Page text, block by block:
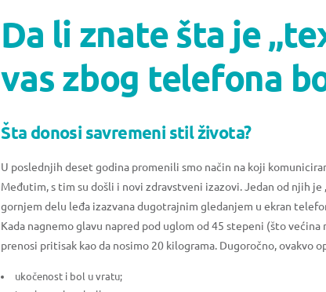
Da li znate šta je
vas zbog telefona
Šta donosi savremeni stil života?
U poslednjih deset godina promenili smo način na koji
Međutim, s tim su došli i novi zdravstveni izazovi. Jedan od njih
gornjem delu leđa izazvana dugotrajnim gledanjem u ekran
Kada nagnemo glavu napred pod uglom od 45 stepeni (što
prenosi pritisak kao da nosimo 20 kilograma. Dugoročno, ovakvo
ukočenost i bol u vratu;